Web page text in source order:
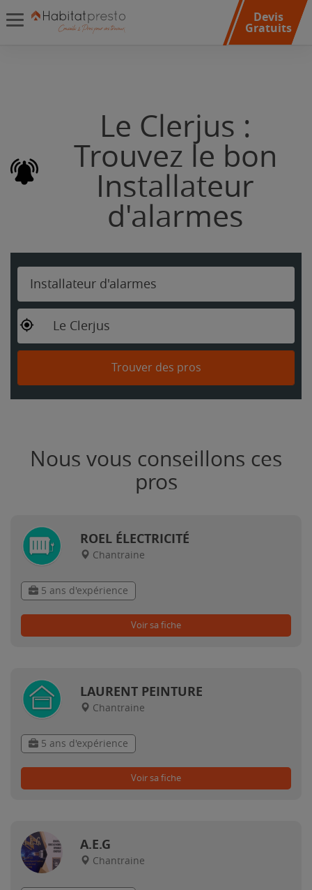
Devis
Gratuits
Le Clerjus :
Trouvez le bon
Installateur
d'alarmes
Installateur d'alarmes
Le Clerjus
Trouver des pros
Nous vous conseillons ces
pros
ROEL ÉLECTRICITÉ
Chantraine
5 ans d'expérience
Voir sa fiche
LAURENT PEINTURE
Chantraine
5 ans d'expérience
Voir sa fiche
A.E.G
Chantraine